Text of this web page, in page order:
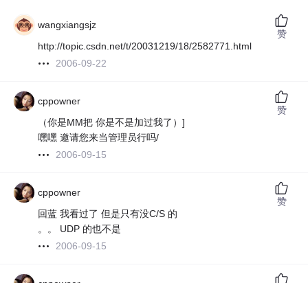
wangxiangsjz
http://topic.csdn.net/t/20031219/18/2582771.html
2006-09-22
赞
cppowner
（你是MM把 你是不是加过我了）]
嘿嘿 邀请您来当管理员行吗/
2006-09-15
赞
cppowner
回蓝 我看过了 但是只有没C/S 的
。。 UDP 的也不是
2006-09-15
赞